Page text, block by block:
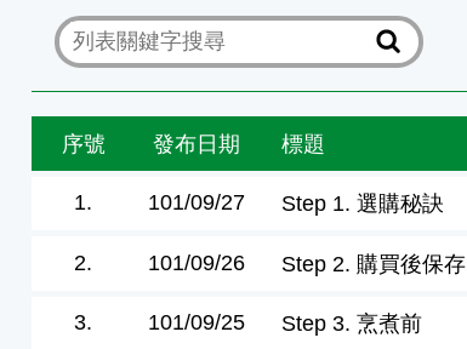
序號 發布日期 標題
1. 101/09/27 Step 1. 選購秘訣
2. 101/09/26 Step 2. 購買後保存
3. 101/09/25 Step 3. 烹煮前